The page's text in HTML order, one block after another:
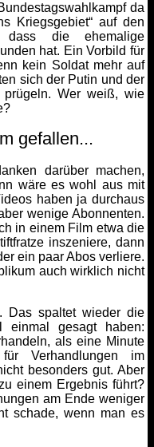
da
Kriegsgebiet“ auf den
die ehemalige
hat. Ein Vorbild für
kein Soldat mehr auf
sich der Putin und der
Wer weiß, wie
gefallen...
darüber machen,
wäre es wohl aus mit
haben ja durchaus
wenige Abonnenten.
in einem Film etwa die
inszeniere, dann
ein paar Abos verliere.
auch wirklich nicht
Das spaltet wieder die
einmal gesagt haben:
als eine Minute
Verhandlungen im
besonders gut. Aber
einem Ergebnis führt?
am Ende weniger
schade, wenn man es